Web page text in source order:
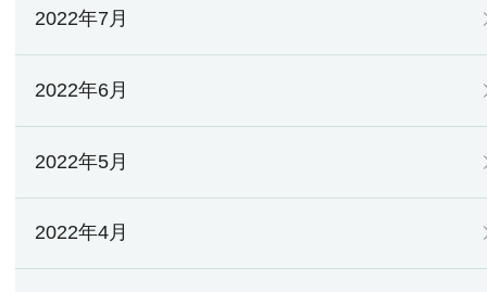
2022年7月
2022年6月
2022年5月
2022年4月